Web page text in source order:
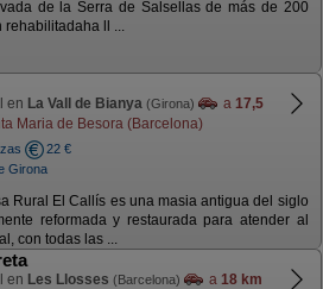
de la Serra de Salsellas de más de 200
rehabilitadaha ll ...
en La Vall de Bianya (Girona) a 17,5
Maria de Besora (Barcelona)
22 €
Girona
Rural El Callís es una masia antigua del siglo
reformada y restaurada para atender al
con todas las ...
en Les Llosses (Barcelona) a 18 km